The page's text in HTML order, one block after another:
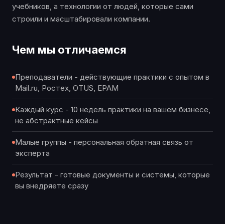
учебников, а технологии от людей, которые сами
строили и масштабировали компании.
Чем мы отличаемся
Преподаватели - действующие практики с опытом в
Mail.ru, Ростех, OTUS, EPAM
Каждый курс - 10 недель практики на вашем бизнесе,
не абстрактные кейсы
Малые группы - персональная обратная связь от
эксперта
Результат - готовые документы и системы, которые
вы внедряете сразу